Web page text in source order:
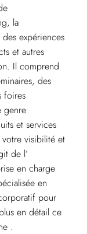
la
expériences
et autres
Il comprend
des
foires
genre
et services
visibilité et
de l’
en charge
en
pour
en détail ce
.